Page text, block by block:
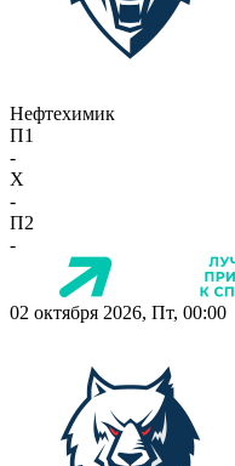
Нефтехимик
П1
-
X
-
П2
-
02 октября 2026, Пт, 00:00